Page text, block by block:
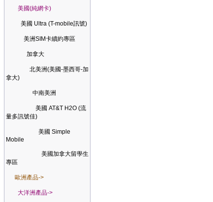
美國(純網卡)
美國 Ultra (T-mobile訊號)
美洲SIM卡續約專區
加拿大
北美洲(美國-墨西哥-加
拿大)
中南美洲
美國 AT&T H2O (流
量多訊號佳)
美國 Simple
Mobile
美國加拿大留學生
專區
歐洲產品->
大洋洲產品->